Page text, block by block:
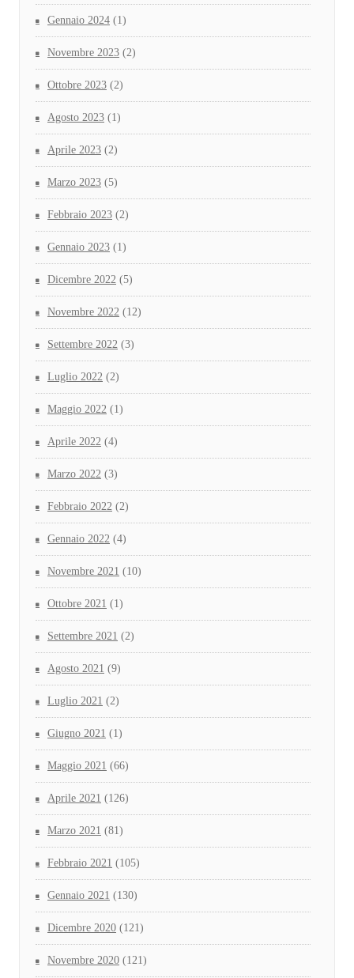
Gennaio 2024 (1)
Novembre 2023 (2)
Ottobre 2023 (2)
Agosto 2023 (1)
Aprile 2023 (2)
Marzo 2023 (5)
Febbraio 2023 (2)
Gennaio 2023 (1)
Dicembre 2022 (5)
Novembre 2022 (12)
Settembre 2022 (3)
Luglio 2022 (2)
Maggio 2022 (1)
Aprile 2022 (4)
Marzo 2022 (3)
Febbraio 2022 (2)
Gennaio 2022 (4)
Novembre 2021 (10)
Ottobre 2021 (1)
Settembre 2021 (2)
Agosto 2021 (9)
Luglio 2021 (2)
Giugno 2021 (1)
Maggio 2021 (66)
Aprile 2021 (126)
Marzo 2021 (81)
Febbraio 2021 (105)
Gennaio 2021 (130)
Dicembre 2020 (121)
Novembre 2020 (121)